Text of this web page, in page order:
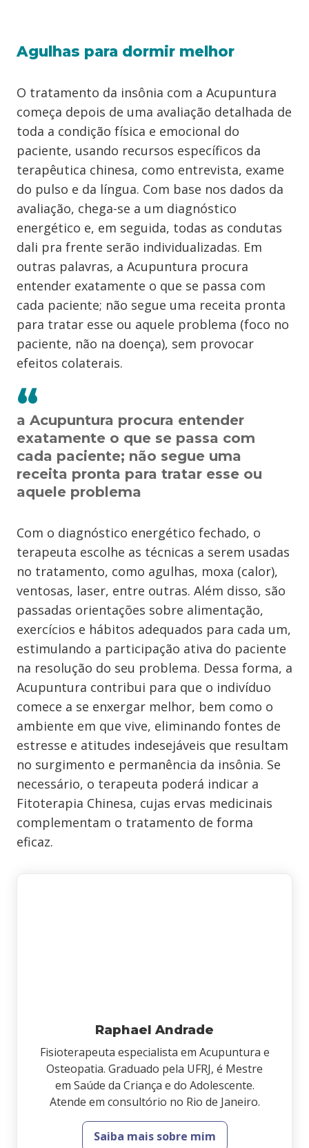
Agulhas para dormir melhor
O tratamento da insônia com a Acupuntura
começa depois de uma avaliação detalhada de
toda a condição física e emocional do
paciente, usando recursos específicos da
terapêutica chinesa, como entrevista, exame
do pulso e da língua. Com base nos dados da
avaliação, chega-se a um diagnóstico
energético e, em seguida, todas as condutas
dali pra frente serão individualizadas. Em
outras palavras, a Acupuntura procura
entender exatamente o que se passa com
cada paciente; não segue uma receita pronta
para tratar esse ou aquele problema (foco no
paciente, não na doença), sem provocar
efeitos colaterais.
a Acupuntura procura entender
exatamente o que se passa com
cada paciente; não segue uma
receita pronta para tratar esse ou
aquele problema
Com o diagnóstico energético fechado, o
terapeuta escolhe as técnicas a serem usadas
no tratamento, como agulhas, moxa (calor),
ventosas, laser, entre outras. Além disso, são
passadas orientações sobre alimentação,
exercícios e hábitos adequados para cada um,
estimulando a participação ativa do paciente
na resolução do seu problema. Dessa forma, a
Acupuntura contribui para que o indivíduo
comece a se enxergar melhor, bem como o
ambiente em que vive, eliminando fontes de
estresse e atitudes indesejáveis que resultam
no surgimento e permanência da insônia. Se
necessário, o terapeuta poderá indicar a
Fitoterapia Chinesa, cujas ervas medicinais
complementam o tratamento de forma
eficaz.
Raphael Andrade
Fisioterapeuta especialista em Acupuntura e
Osteopatia. Graduado pela UFRJ, é Mestre
em Saúde da Criança e do Adolescente.
Atende em consultório no Rio de Janeiro.
Saiba mais sobre mim